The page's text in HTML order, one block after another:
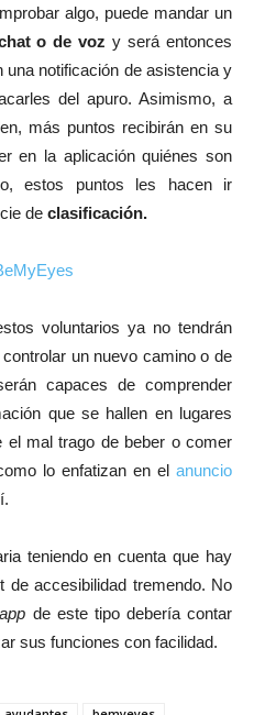
algo, puede mandar un
o de voz y será entonces
una notificación de asistencia y
del apuro. Asimismo, a
más puntos recibirán en su
en la aplicación quiénes son
estos puntos les hacen ir
de clasificación.
voluntarios ya no tendrán
un nuevo camino o de
capaces de comprender
que se hallen en lugares
el mal trago de beber o comer
lo enfatizan en el anuncio
teniendo en cuenta que hay
de accesibilidad tremendo. No
app de este tipo debería contar
sus funciones con facilidad.